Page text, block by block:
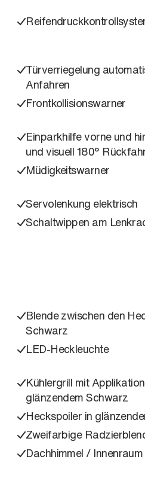
Türverriegelung
Anfahren
Frontkollisionswarner
Einparkhilfe vorne und
und visuell 180°
Müdigkeitswarner
Servolenkung elektrisch
Schaltwippen am
Blende zwischen den
Schwarz
LED-Heckleuchte
Kühlergrill mit
glänzendem Schwarz
Heckspoiler in
Zweifarbige
Dachhimmel /